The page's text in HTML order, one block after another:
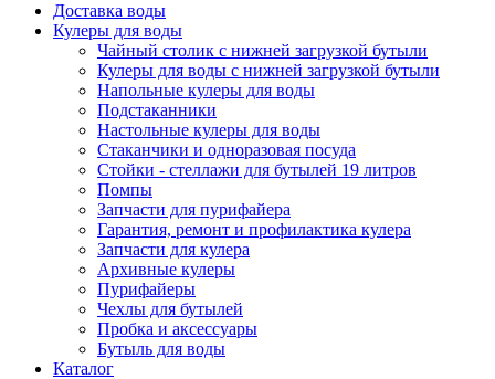
Доставка воды
Кулеры для воды
Чайный столик с нижней загрузкой бутыли
Кулеры для воды с нижней загрузкой бутыли
Напольные кулеры для воды
Подстаканники
Настольные кулеры для воды
Стаканчики и одноразовая посуда
Стойки - стеллажи для бутылей 19 литров
Помпы
Запчасти для пурифайера
Гарантия, ремонт и профилактика кулера
Запчасти для кулера
Архивные кулеры
Пурифайеры
Чехлы для бутылей
Пробка и аксессуары
Бутыль для воды
Каталог